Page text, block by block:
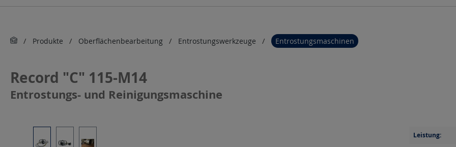
Produkte Oberflächenbearbeitung Entrostungswerkzeuge Entrostungsmaschinen
Record "C" 115-M14
Entrostungs- und Reinigungsmaschine
Leistung: